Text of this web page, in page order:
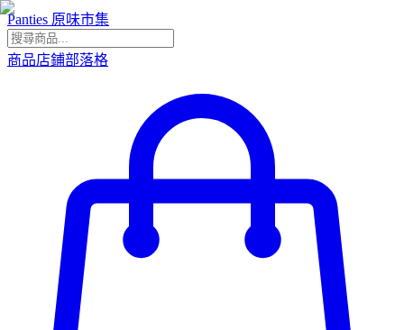
Panties 原味市集
商品店鋪部落格